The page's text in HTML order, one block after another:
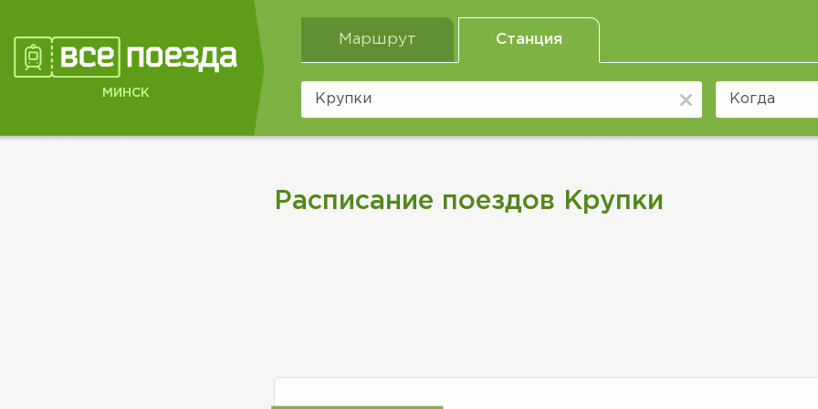
МИНСК
Маршрут Станция
Расписание поездов Крупки